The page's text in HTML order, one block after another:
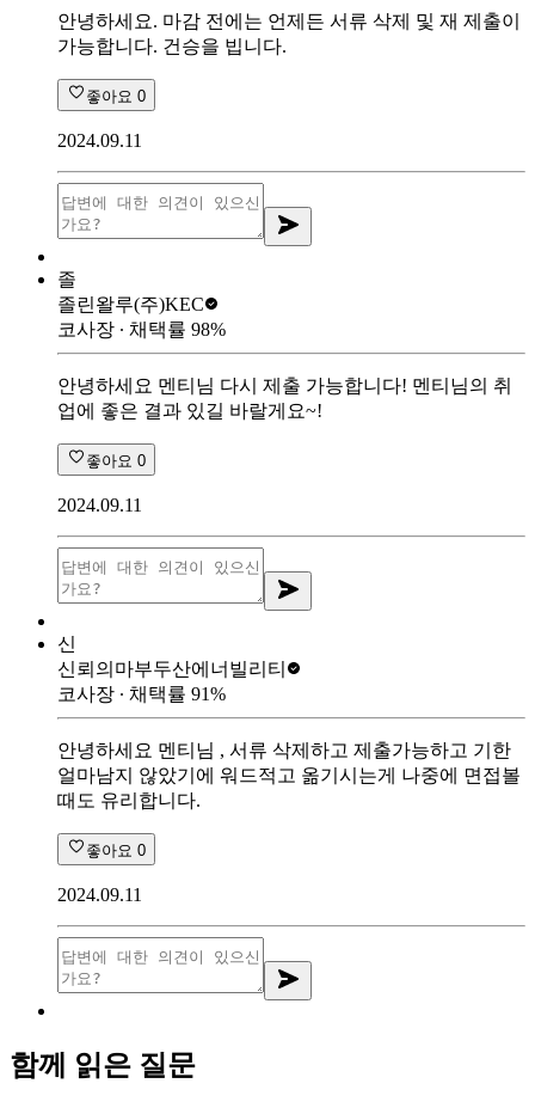
안녕하세요. 마감 전에는 언제든 서류 삭제 및 재 제출이
가능합니다. 건승을 빕니다.
좋아요 0
2024.09.11
졸
졸린왈루(주)KEC
코사장 ∙ 채택률 98%
안녕하세요 멘티님 다시 제출 가능합니다! 멘티님의 취
업에 좋은 결과 있길 바랄게요~!
좋아요 0
2024.09.11
신
신뢰의마부두산에너빌리티
코사장 ∙ 채택률 91%
안녕하세요 멘티님 , 서류 삭제하고 제출가능하고 기한
얼마남지 않았기에 워드적고 옮기시는게 나중에 면접볼
때도 유리합니다.
좋아요 0
2024.09.11
함께 읽은 질문